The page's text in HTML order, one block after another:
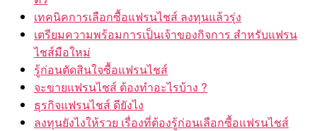
เทคนิคการเลือกซื้อแฟรนไชส์ ลงทุนแล้วรุ่ง
เตรียมความพร้อมการเป็นเจ้าของกิจการ สำหรับแฟรน
ไชส์มือใหม่
รู้ก่อนตัดสินใจซื้อแฟรนไชส์
จะขายแฟรนไชส์ ต้องทำอะไรบ้าง ?
ธุรกิจแฟรนไชส์ ดียังไง
ลงทุนยังไงให้รวย เรื่องที่ต้องรู้ก่อนเลือกซื้อแฟรนไชส์